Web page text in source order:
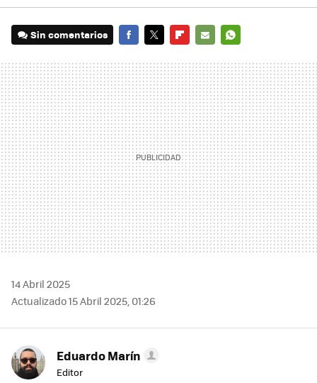
Sin comentarios
MAIL
14 Abril 2025
Actualizado 15 Abril 2025, 01:26
Eduardo Marín
Editor